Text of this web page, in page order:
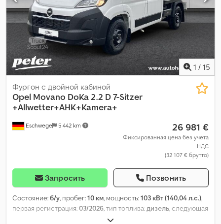
кондиционер, круиз-контроль, парктроники, подушка
безопасности, раздвижная дверь, сажевый фильтр,
система контроля тяги, центральный замок, электронная
программа стабилизации (ESP) ,
1 / 15
Eschwege 5 442 km
Фургон с двойной кабиной
Opel Movano DoKa 2.2 D 7-Sitzer
+Allwetter+AHK+Kamera+
26 981 €
Фиксированная цена без учета
НДС
(32 107 € брутто)
Запросить Позвонить
Состояние:б/у, пробег:10 км, мощность:103 кВт (140,04 л.с.),
первая регистрация:03/2026, тип топлива:дизель, следующая
, топливо: